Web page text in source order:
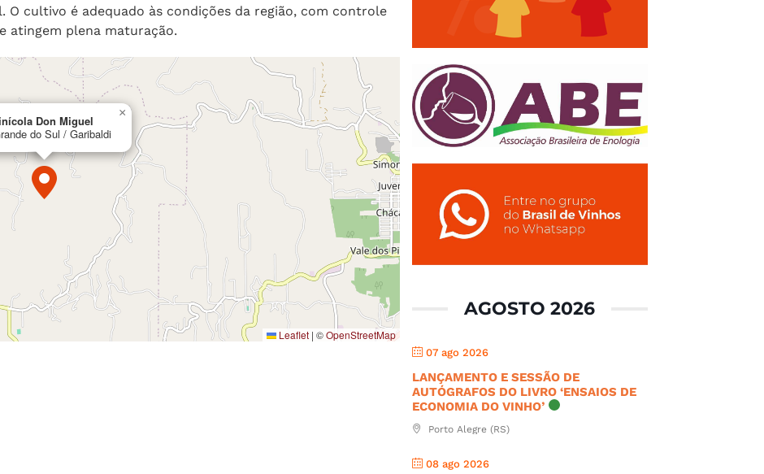
O cultivo é adequado às condições da região, com controle
atingem plena maturação.
Don Miguel
do Sul / Garibaldi
×
Leaflet | ©OpenStreetMap
AGOSTO 2026
07 ago 2026
LANÇAMENTO E SESSÃO DE
AUTÓGRAFOS DO LIVRO ‘ENSAIOS DE
ECONOMIA DO VINHO’
Porto Alegre (RS)
08 ago 2026